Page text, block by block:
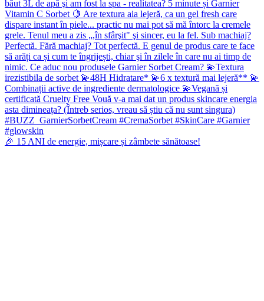
🎉 15 ANI de energie, mișcare și zâmbete sănătoase!